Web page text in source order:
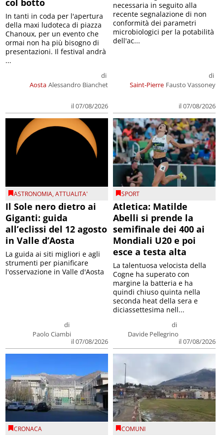
col botto
Aosta
di
Alessandro Bianchet
il 07/08/2026
In tanti in coda per l'apertura
della maxi ludoteca di piazza
Chanoux, per un evento che
ormai non ha più bisogno di
presentazioni. Il festival andrà
...
Saint-Pierre
di
Fausto Vassoney
il 07/08/2026
necessaria in seguito alla
recente segnalazione di non
conformità dei parametri
microbiologici per la potabilità
dell'ac...
ASTRONOMIA,ATTUALITA'
Il Sole nero dietro ai
Giganti: guida
all’eclissi del 12 agosto
in Valle d’Aosta
di
Paolo Ciambi
il 07/08/2026
La guida ai siti migliori e agli
strumenti per pianificare
l'osservazione in Valle d'Aosta
SPORT
Atletica: Matilde
Abelli si prende la
semifinale dei 400 ai
Mondiali U20 e poi
esce a testa alta
di
Davide Pellegrino
il 07/08/2026
La talentuosa velocista della
Cogne ha superato con
margine la batteria e ha
quindi chiuso quinta nella
seconda heat della sera e
diciassettesima nell...
CRONACA COMUNI